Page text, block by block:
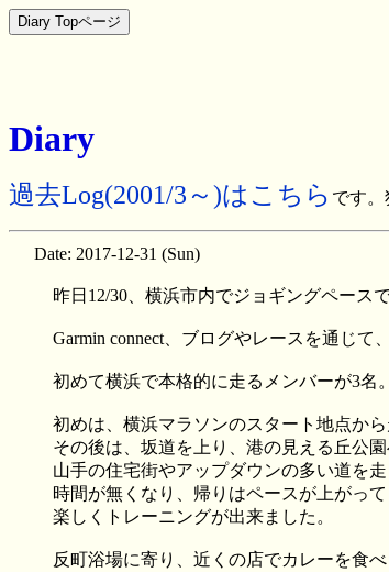
Diary
過去Log(2001/3～)はこちら です。
Date: 2017-12-31 (Sun)
昨日12/30、横浜市内でジョギングペースで
Garmin connect、ブログやレースを通じて
初めて横浜で本格的に走るメンバーが3名
初めは、横浜マラソンのスタート地点か
その後は、坂道を上り、港の見える丘公園
山手の住宅街やアップダウンの多い道を走
時間が無くなり、帰りはペースが上がっ
楽しくトレーニングが出来ました。
反町浴場に寄り、近くの店でカレーを食べ